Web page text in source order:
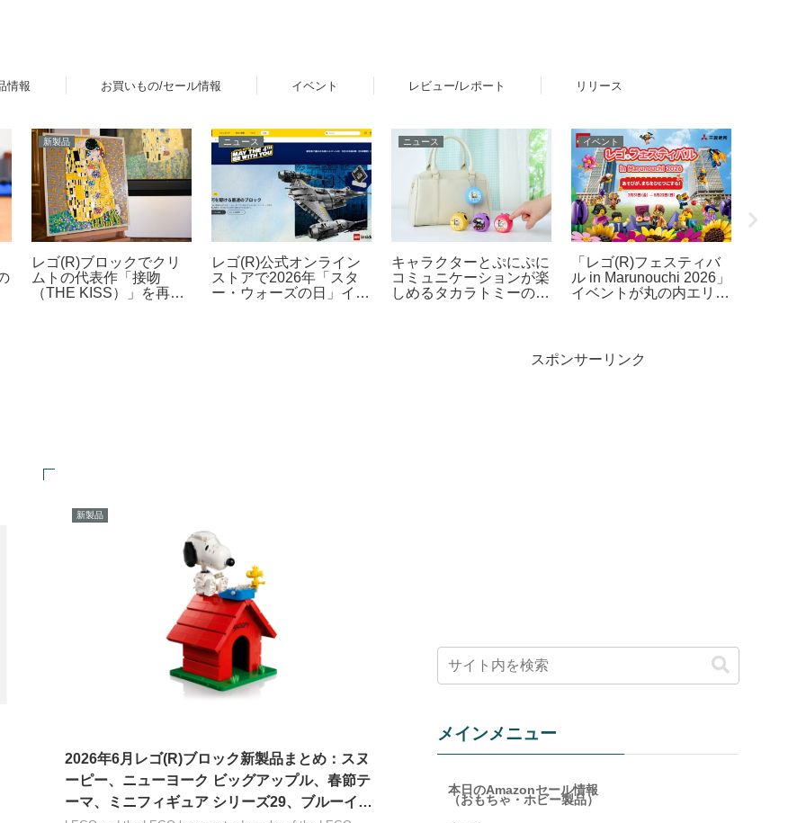
情報 お買いもの/セール情報 イベント レビュー/レポート リリース
新製品
レゴ(R)ブロックでクリ
ムトの代表作「接吻
（THE KISS）」を再
ニュース
レゴ(R)公式オンライン
ストアで2026年「スタ
ー・ウォーズの日」イベ
ニュース
キャラクターとぷにぷに
コミュニケーションが楽
しめるタカラトミーの液
ターズを「ぷにるんず」
イベント
「レゴ(R)フェスティバ
ル in Marunouchi 2026」
イベントが丸の内エリア
新製品
2026年6月レゴ(R)ブロック新製品まとめ：スヌ
ーピー、ニューヨーク ビッグアップル、春節テ
ーマ、ミニフィギュア シリーズ29、ブルーイ、
スポンサーリンク
メインメニュー
本日のAmazonセール情報
（おもちゃ・ホビー製品）